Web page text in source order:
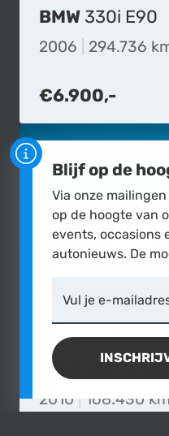
BMW 330i E90
2006 294.736
€6.900,-
BMW 125i
2010 | 168.430 km
Blijf op de
Via onze
op de hoogte van
events, occasions
autonieuws. De
Vul je e-